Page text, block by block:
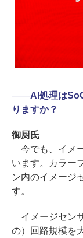
――AI処理は
りますか？
御厨氏
今でも、イメ
います。カラー
ン内のイメージ
す。
イメージセン
の）回路規模を